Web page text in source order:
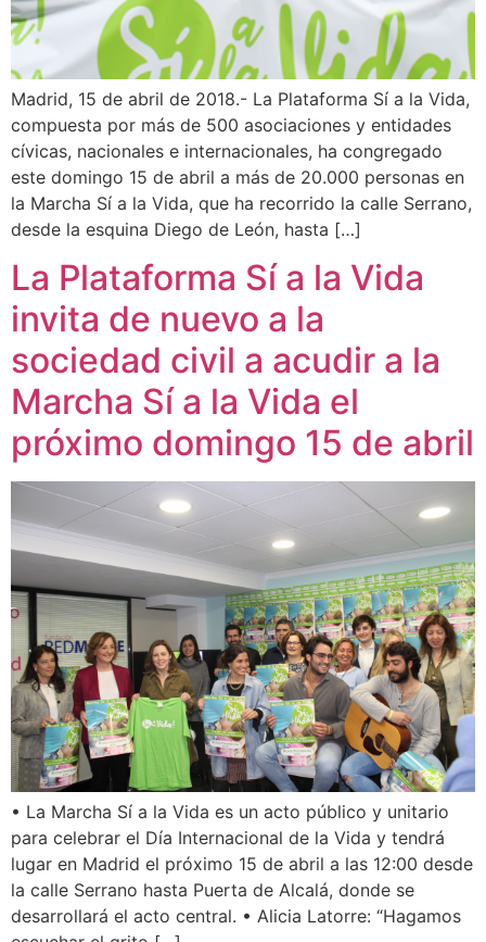
Madrid, 15 de abril de 2018.- La Plataforma Sí a la Vida,
compuesta por más de 500 asociaciones y entidades
cívicas, nacionales e internacionales, ha congregado
este domingo 15 de abril a más de 20.000 personas en
la Marcha Sí a la Vida, que ha recorrido la calle Serrano,
desde la esquina Diego de León, hasta […]
La Plataforma Sí a la Vida
invita de nuevo a la
sociedad civil a acudir a la
Marcha Sí a la Vida el
próximo domingo 15 de abril
• La Marcha Sí a la Vida es un acto público y unitario
para celebrar el Día Internacional de la Vida y tendrá
lugar en Madrid el próximo 15 de abril a las 12:00 desde
la calle Serrano hasta Puerta de Alcalá, donde se
desarrollará el acto central. • Alicia Latorre: “Hagamos